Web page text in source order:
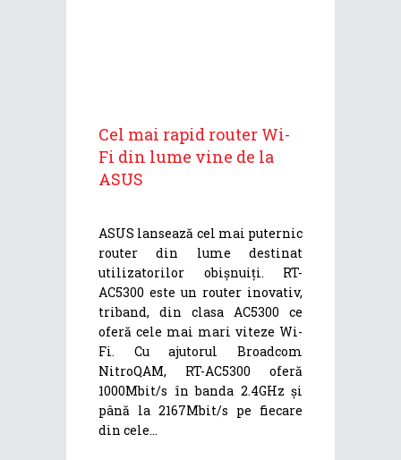
Cel mai rapid router Wi-
Fi din lume vine de la
ASUS
ASUS lansează cel mai puternic
router din lume destinat
utilizatorilor obișnuiți. RT-
AC5300 este un router inovativ,
triband, din clasa AC5300 ce
oferă cele mai mari viteze Wi-
Fi. Cu ajutorul Broadcom
NitroQAM, RT-AC5300 oferă
1000Mbit/s în banda 2.4GHz și
până la 2167Mbit/s pe fiecare
din cele